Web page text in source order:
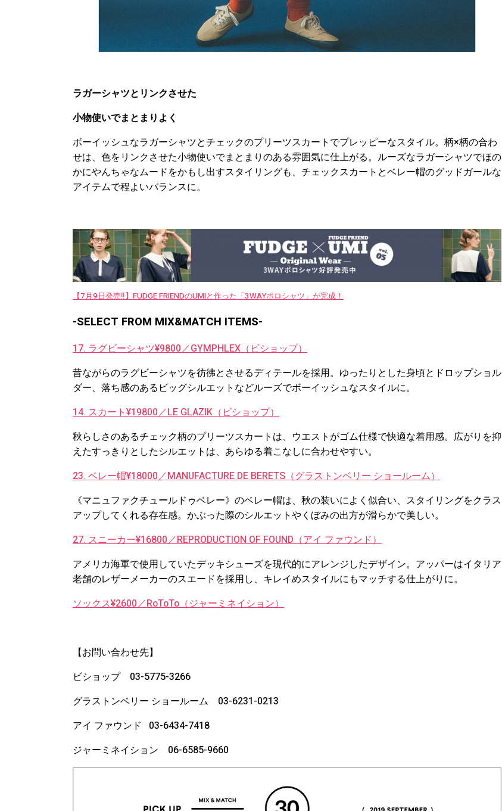
ラガーシャツとリンクさせた
小物使いでまとまりよく
ボーイッシュなラガーシャツとチェックのプリーツスカートでプレッピーなスタイル。柄×柄の合わ
せは、色をリンクさせた小物使いでまとまりのある雰囲気に仕上がる。ルーズなラガーシャツでほの
かにやんちゃなムードをかもし出すスタイリングも、チェックスカートとベレー帽のグッドガールな
アイテムで程よいバランスに。
【7月9日発売‼︎】FUDGE FRIENDのUMIと作った「3WAYポロシャツ」が完成！
-SELECT FROM MIX&MATCH ITEMS-
17. ラグビーシャツ¥9800／GYMPHLEX（ビショップ）
昔ながらのラグビーシャツを彷彿とさせるディテールを採用。ゆったりとした身頃とドロップショル
ダー、落ち感のあるビッグシルエットなどルーズでボーイッシュなスタイルに。
14. スカート¥19800／LE GLAZIK（ビショップ）
秋らしさのあるチェック柄のプリーツスカートは、ウエストがゴム仕様で快適な着用感。広がりを抑
えたすっきりとしたシルエットは、あらゆる着こなしに合わせやすい。
23. ベレー帽¥18000／MANUFACTURE DE BERETS（グラストンベリー ショールーム）
《マニュファクチュールドゥベレー》のベレー帽は、秋の装いによく似合い、スタイリングをクラス
アップしてくれる存在感。かぶった際のシルエットやくぼみの出方が滑らかで美しい。
27. スニーカー¥16800／REPRODUCTION OF FOUND（アイ ファウンド）
アメリカ海軍で使用していたデッキシューズを現代的にアレンジしたデザイン。アッパーはイタリア
老舗のレザーメーカーのスエードを採用し、キレイめスタイルにもマッチする仕上がりに。
ソックス¥2600／RoToTo（ジャーミネイション）
【お問い合わせ先】
ビショップ 03-5775-3266
グラストンベリー ショールーム 03-6231-0213
アイ ファウンド 03-6434-7418
ジャーミネイション 06-6585-9660